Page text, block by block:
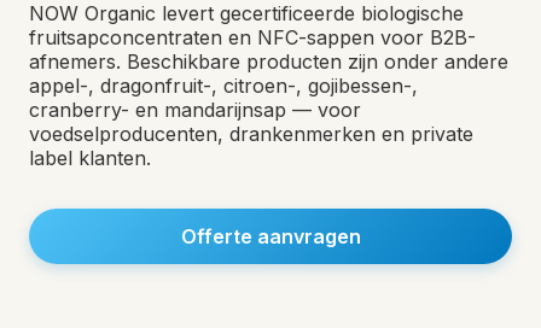
NOW Organic levert gecertificeerde biologische
fruitsapconcentraten en NFC-sappen voor B2B-
afnemers. Beschikbare producten zijn onder andere
appel-, dragonfruit-, citroen-, gojibessen-,
cranberry- en mandarijnsap — voor
voedselproducenten, drankenmerken en private
label klanten.
Offerte aanvragen